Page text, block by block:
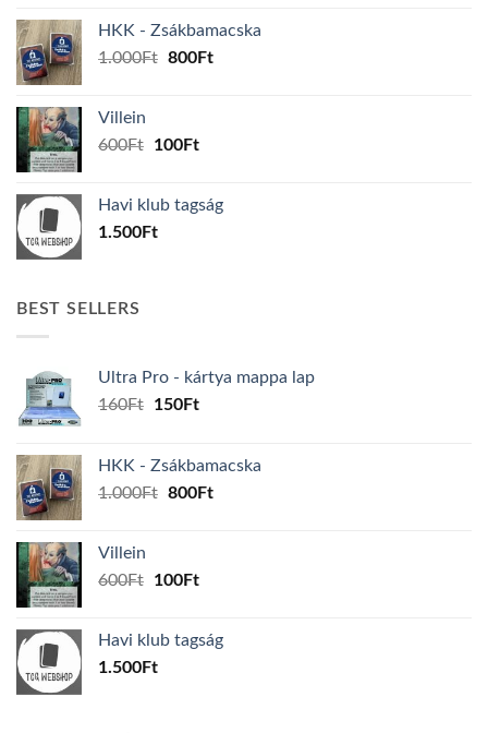
160Ft.150Ft.
HKK - Zsákbamacska
1.000Ft Original
800FtCurrent
Villein
600Ft
Original
600Ft.
100FtCurrent
100Ft.
Havi klub tagság
1.500Ft
BEST SELLERS
Ultra Pro - kártya mappa lap
160Ft
Original
160Ft.
150FtCurrent
150Ft.
HKK - Zsákbamacska
1.000Ft Original
800FtCurrent
Villein
600Ft
Original
600Ft.
100FtCurrent
100Ft.
Havi klub tagság
1.500Ft